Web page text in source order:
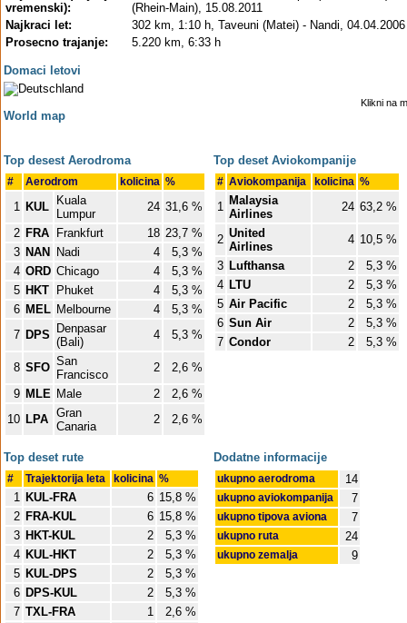
vremenski):
(Rhein-Main), 15.08.2011
Najkraci let:
302 km, 1:10 h, Taveuni (Matei) - Nandi, 04.04.2006
Prosecno trajanje:
5.220 km, 6:33 h
Domaci letovi
Klikni na
World map
Top desest Aerodroma
# Aerodrom kolicina %
1 KUL
Kuala
Lumpur
24 31,6 %
2 FRA Frankfurt 18 23,7 %
3 NAN Nadi 4
5,3 %
4 ORD Chicago 4
5,3 %
5 HKT Phuket 4
5,3 %
6 MEL Melbourne 4
5,3 %
7 DPS
Denpasar
(Bali)
4 5,3 %
8 SFO San
Francisco
2
2,6 %
9 MLE Male 2
2,6 %
10 LPA Gran
Canaria
2 2,6 %
Top deset Aviokompanije
# Aviokompanija kolicina %
1 Malaysia
Airlines
24 63,2 %
2 United
Airlines
4 10,5 %
3 Lufthansa 2
5,3 %
4 LTU 2
5,3 %
5 Air Pacific 2
5,3 %
6 Sun Air 2
5,3 %
7 Condor 2 5,3 %
Top deset rute
# Trajektorija leta kolicina %
1 KUL-FRA 6 15,8 %
2 FRA-KUL 6 15,8 %
3 HKT-KUL 2
5,3 %
4 KUL-HKT 2
5,3 %
5 KUL-DPS 2
5,3 %
6 DPS-KUL 2
5,3 %
7 TXL-FRA 1
2,6 %
Dodatne informacije
ukupno aerodroma 14
ukupno aviokompanija 7
ukupno tipova aviona 7
ukupno ruta 24
ukupno zemalja 9